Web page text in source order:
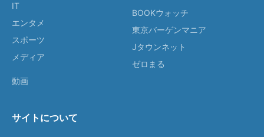
IT
エンタメ
スポーツ
メディア
動画
BOOKウォッチ
東京バーゲンマニア
Jタウンネット
ゼロまる
サイトについて